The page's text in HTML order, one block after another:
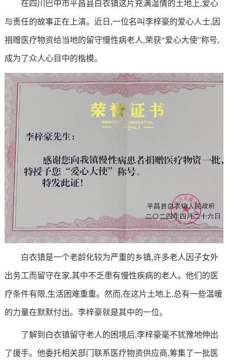
在四川巴中市平昌县白衣镇这片充满温情的土地上,爱心
与责任的故事正在上演。近日,一位名叫李梓豪的爱心人士,因
捐赠医疗物资给当地的留守慢性病老人,荣获“爱心大使”称号,
成为了众人心目中的楷模。
白衣镇是一个老龄化较为严重的乡镇,许多老人因子女外
出务工而留守在家,其中不乏患有慢性疾病的老人。他们的医
疗条件有限,生活困难重重。然而,在这片土地上,总有一些温暖
的力量在默默付出。李梓豪就是其中的一位。
了解到白衣镇留守老人的困境后,李梓豪毫不犹豫地伸出
了援手。他委托相关部门联系医疗物资供应商,筹集了一批医